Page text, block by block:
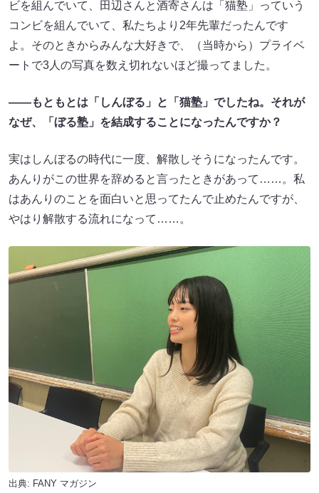
ビを組んでいて、田辺さんと酒寄さんは「猫塾」っていう
コンビを組んでいて、私たちより2年先輩だったんです
よ。そのときからみんな大好きで、（当時から）プライベ
ートで3人の写真を数え切れないほど撮ってました。
――もともとは「しんぼる」と「猫塾」でしたね。 それが
なぜ、「ぼる塾」を結成することになったんですか？
実はしんぼるの時代に一度、解散しそうになったんです。
あんりがこの世界を辞めると言ったときがあって……。私
はあんりのことを面白いと思ってたんで止めたんですが、
やはり解散する流れになって……。
出典: FANY マガジン